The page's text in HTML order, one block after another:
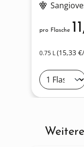
0.75 L(15,33
pro Flasche
Produktgalerie